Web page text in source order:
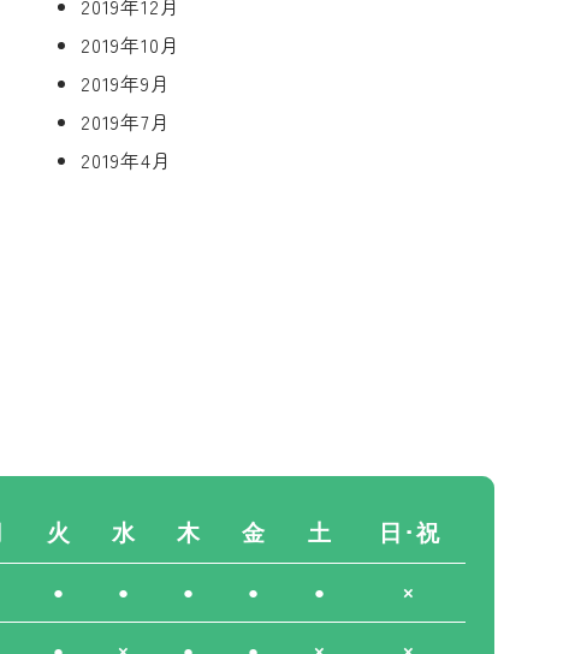
2019年12月
2019年10月
2019年9月
2019年7月
2019年4月
火 水 木 金 土 日･祝
● ● ● ● ● ×